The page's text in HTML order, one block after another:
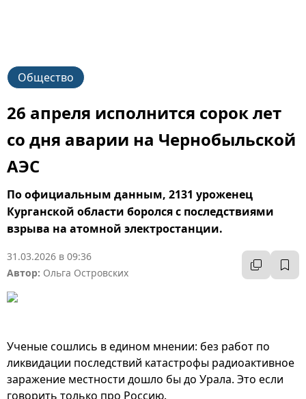
Общество
26 апреля исполнится сорок лет
со дня аварии на Чернобыльской
АЭС
По официальным данным, 2131 уроженец
Курганской области боролся с последствиями
взрыва на атомной электростанции.
31.03.2026 в 09:36
Автор: Ольга Островских
Ученые сошлись в едином мнении: без работ по
ликвидации последствий катастрофы радиоактивное
заражение местности дошло бы до Урала. Это если
говорить только про Россию.